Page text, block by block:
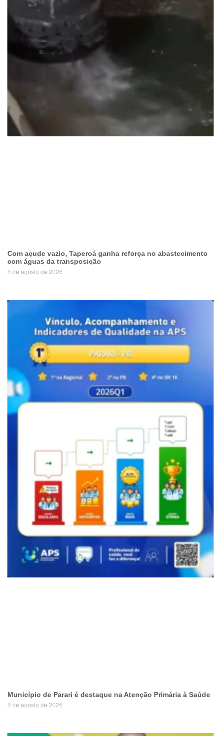
Com açude vazio, Taperoá ganha reforça no abastecimento
com águas da transposição
8 de agosto de 2026
Município de Parari é destaque na Atenção Primária à Saúde
8 de agosto de 2026